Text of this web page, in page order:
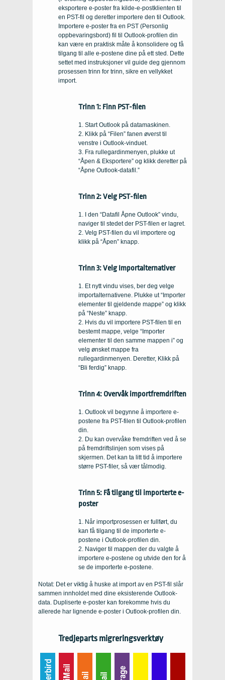
eksportere e-poster fra kilde-e-postklienten til
en PST-fil og deretter importere den til Outlook.
Importere e-poster fra en PST (Personlig
oppbevaringsbord) fil til Outlook-profilen din
kan være en praktisk måte å konsolidere og få
tilgang til alle e-postene dine på ett sted. Dette
settet med instruksjoner vil guide deg gjennom
prosessen trinn for trinn, sikre en vellykket
import.
Trinn 1: Finn PST-filen
1. Start Outlook på datamaskinen.
2. Klikk på “Filen” fanen øverst til
venstre i Outlook-vinduet.
3. Fra rullegardinmenyen, plukke ut
“Åpen & Eksportere” og klikk deretter på
“Åpne Outlook-datafil.”
Trinn 2: Velg PST-filen
1. I den “Datafil Åpne Outlook” vindu,
naviger til stedet der PST-filen er lagret.
2. Velg PST-filen du vil importere og
klikk på “Åpen” knapp.
Trinn 3: Velg Importalternativer
1. Et nytt vindu vises, ber deg velge
importalternativene. Plukke ut “Importer
elementer til gjeldende mappe” og klikk
på “Neste” knapp.
2. Hvis du vil importere PST-filen til en
bestemt mappe, velge “Importer
elementer til den samme mappen i” og
velg ønsket mappe fra
rullegardinmenyen. Deretter, Klikk på
“Bli ferdig” knapp.
Trinn 4: Overvåk importfremdriften
1. Outlook vil begynne å importere e-
postene fra PST-filen til Outlook-profilen
din.
2. Du kan overvåke fremdriften ved å se
på fremdriftslinjen som vises på
skjermen. Det kan ta litt tid å importere
større PST-filer, så vær tålmodig.
Trinn 5: Få tilgang til importerte e-
poster
1. Når importprosessen er fullført, du
kan få tilgang til de importerte e-
postene i Outlook-profilen din.
2. Naviger til mappen der du valgte å
importere e-postene og utvide den for å
se de importerte e-postene.
Notat: Det er viktig å huske at import av en PST-fil slår
sammen innholdet med dine eksisterende Outlook-
data. Dupliserte e-poster kan forekomme hvis du
allerede har lignende e-poster i Outlook-profilen din.
Tredjeparts migreringsverktøy